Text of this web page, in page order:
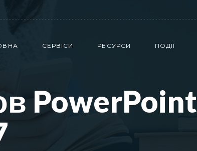
СЕРВІСИ РЕСУРСИ ПОДІЇ
PowerPoint